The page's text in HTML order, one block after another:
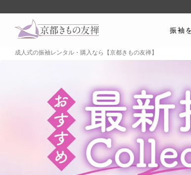
振袖
成人式の振袖レンタル・購入なら【京都きもの友禅】